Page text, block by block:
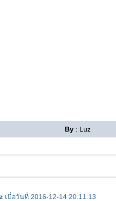
By : Luz
เมื่อวันที่ 2016-12-14 20:11:13